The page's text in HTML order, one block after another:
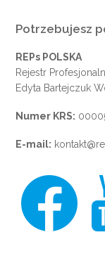
Potrzebujesz
REPs POLSKA
Rejestr
Edyta Bartejczuk
Numer KRS:
E-mail: